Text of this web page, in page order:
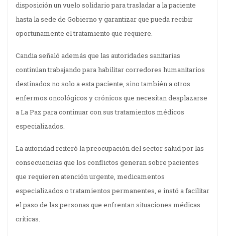
disposición un vuelo solidario para trasladar a la paciente
hasta la sede de Gobierno y garantizar que pueda recibir
oportunamente el tratamiento que requiere.
Candia señaló además que las autoridades sanitarias
continúan trabajando para habilitar corredores humanitarios
destinados no solo a esta paciente, sino también a otros
enfermos oncológicos y crónicos que necesitan desplazarse
a La Paz para continuar con sus tratamientos médicos
especializados.
La autoridad reiteró la preocupación del sector salud por las
consecuencias que los conflictos generan sobre pacientes
que requieren atención urgente, medicamentos
especializados o tratamientos permanentes, e instó a facilitar
el paso de las personas que enfrentan situaciones médicas
críticas.